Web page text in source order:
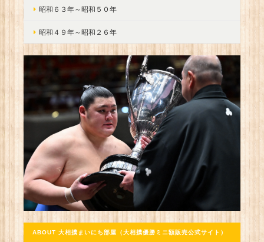
昭和６３年～昭和５０年
昭和４９年～昭和２６年
ABOUT 大相撲まいにち部屋（大相撲優勝ミニ額販売公式サイト）